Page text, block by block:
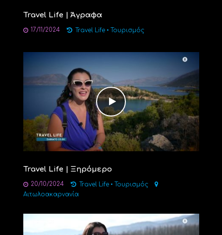
Travel Life | Άγραφα
17/11/2024 Travel Life • Τουρισμός
Travel Life | Ξηρόμερο
20/10/2024 Travel Life • Τουρισμός
Αιτωλοακαρνανία